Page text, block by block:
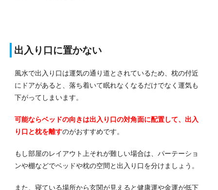
出入り口に置かない
風水で出入り口は運気の通り道とされているため、枕の付近
にドアがあると、落ち着いて眠れなくなるだけでなく運気も
下がってしまいます。
可能ならベッドの向きは出入り口の対角面に配置して、出入
り口と枕を離すのがおすすめです。
もし部屋のレイアウト上それが難しい場合は、パーテーショ
ンや棚などでベッドや枕の空間と出入り口を分けましょう。
また、寝ている場所から玄関が見えると健康運や金運が低下